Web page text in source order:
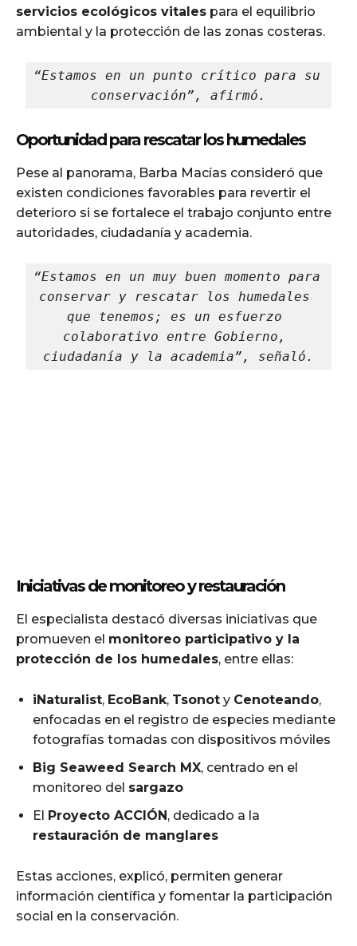
servicios ecológicos vitales para el equilibrio
ambiental y la protección de las zonas costeras.
“Estamos en un punto crítico para su
conservación”, afirmó.
Oportunidad para rescatar los humedales
Pese al panorama, Barba Macías consideró que
existen condiciones favorables para revertir el
deterioro si se fortalece el trabajo conjunto entre
autoridades, ciudadanía y academia.
“Estamos en un muy buen momento para
conservar y rescatar los humedales
que tenemos; es un esfuerzo
colaborativo entre Gobierno,
ciudadanía y la academia”, señaló.
Iniciativas de monitoreo y restauración
El especialista destacó diversas iniciativas que
promueven el monitoreo participativo y la
protección de los humedales, entre ellas:
iNaturalist, EcoBank, Tsonot y Cenoteando,
enfocadas en el registro de especies mediante
fotografías tomadas con dispositivos móviles
Big Seaweed Search MX, centrado en el
monitoreo del sargazo
El Proyecto ACCIÓN, dedicado a la
restauración de manglares
Estas acciones, explicó, permiten generar
información científica y fomentar la participación
social en la conservación.